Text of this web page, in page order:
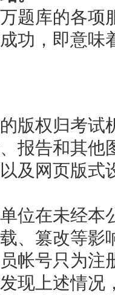
题库的各项
功，即意味
版权归考试
报告和其他
及网页版式
位在未经
、篡改等影
帐号只为注
现上述情况